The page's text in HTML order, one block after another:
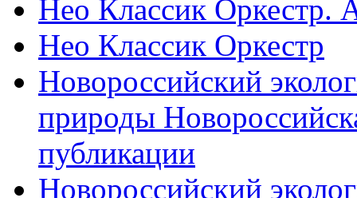
Нео Классик Оркестр.
Нео Классик Оркестр
Новороссийский
природы
публикации
Новороссийский